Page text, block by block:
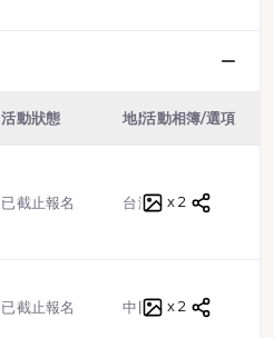
活動狀態 地點 類型
活動相簿/選項
已截止報名 台灣 x 2
已截止報名 中國 x 2